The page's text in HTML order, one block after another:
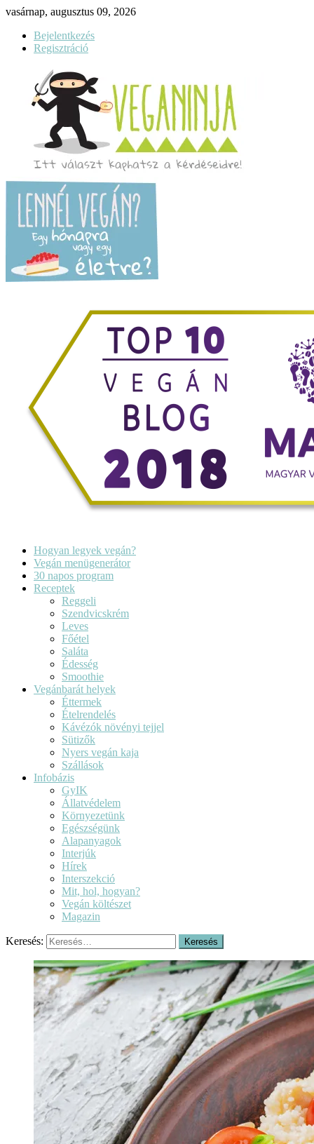
vasárnap, augusztus 09, 2026
Bejelentkezés
Regisztráció
Hogyan legyek vegán?
Vegán menügenerátor
30 napos program
Receptek
Reggeli
Szendvicskrém
Leves
Főétel
Saláta
Édesség
Smoothie
Vegánbarát helyek
Éttermek
Ételrendelés
Kávézók növényi tejjel
Sütizők
Nyers vegán kaja
Szállások
Infobázis
GyIK
Állatvédelem
Környezetünk
Egészségünk
Alapanyagok
Interjúk
Hírek
Interszekció
Mit, hol, hogyan?
Vegán költészet
Magazin
Keresés: